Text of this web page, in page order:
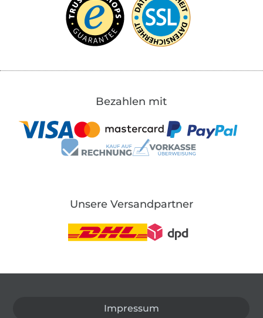
Bezahlen mit
Unsere Versandpartner
Impressum